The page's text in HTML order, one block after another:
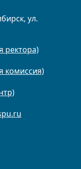
ул.
ректора)
комиссия)